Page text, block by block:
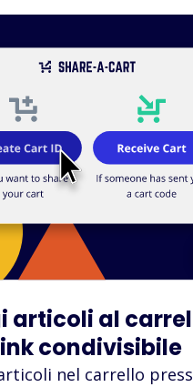
articoli al
condivisibile
nel carrello